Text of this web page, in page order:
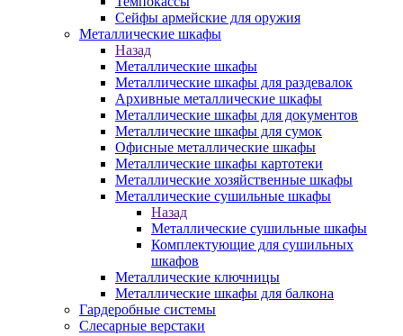
Сейфы армейские для оружия
Металлические шкафы
Назад
Металлические шкафы
Металлические шкафы для раздевалок
Архивные металлические шкафы
Металлические шкафы для документов
Металлические шкафы для сумок
Офисные металлические шкафы
Металлические шкафы картотеки
Металлические хозяйственные шкафы
Металлические сушильные шкафы
Назад
Металлические сушильные шкафы
Комплектующие для сушильных
шкафов
Металлические ключницы
Металлические шкафы для балкона
Гардеробные системы
Слесарные верстаки